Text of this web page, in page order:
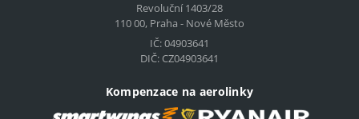
Revoluční 1403/28
110 00, Praha - Nové Město
IČ: 04903641
DIČ: CZ04903641
Kompenzace na aerolinky